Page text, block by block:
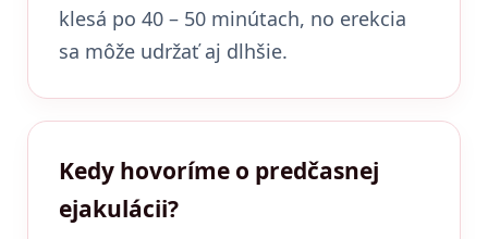
klesá po 40 – 50 minútach, no erekcia
sa môže udržať aj dlhšie.
Kedy hovoríme o predčasnej
ejakulácii?